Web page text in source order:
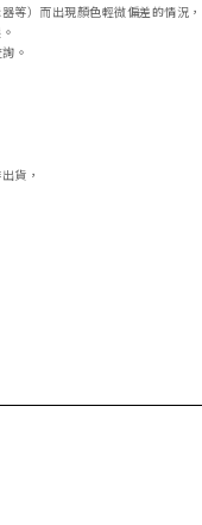
等 ）而出現顏色輕微偏差的情況，
。
貨，